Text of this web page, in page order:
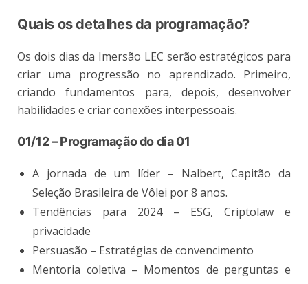
Quais os detalhes da programação?
Os dois dias da Imersão LEC serão estratégicos para
criar uma progressão no aprendizado. Primeiro,
criando fundamentos para, depois, desenvolver
habilidades e criar conexões interpessoais.
01/12 – Programação do dia 01
A jornada de um líder – Nalbert, Capitão da
Seleção Brasileira de Vôlei por 8 anos.
Tendências para 2024 – ESG, Criptolaw e
privacidade
Persuasão – Estratégias de convencimento
Mentoria coletiva – Momentos de perguntas e